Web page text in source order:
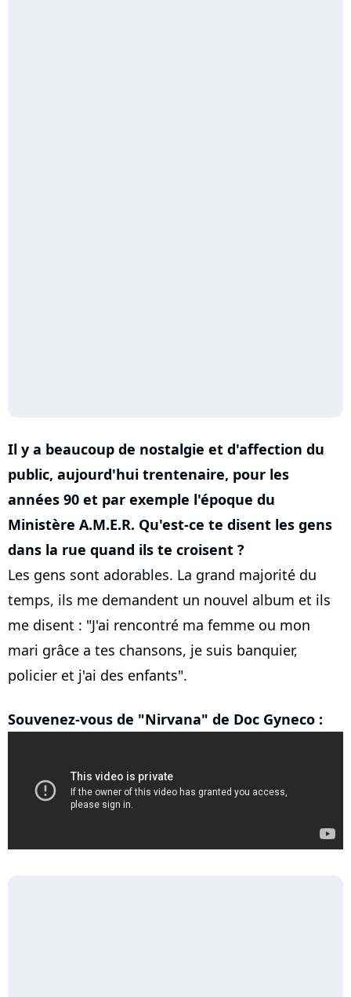
Il y a beaucoup de nostalgie et d'affection du
public, aujourd'hui trentenaire, pour les
années 90 et par exemple l'époque du
Ministère A.M.E.R. Qu'est-ce te disent les gens
dans la rue quand ils te croisent ?
Les gens sont adorables. La grand majorité du
temps, ils me demandent un nouvel album et ils
me disent : "J'ai rencontré ma femme ou mon
mari grâce a tes chansons, je suis banquier,
policier et j'ai des enfants".
Souvenez-vous de "Nirvana" de Doc Gyneco :